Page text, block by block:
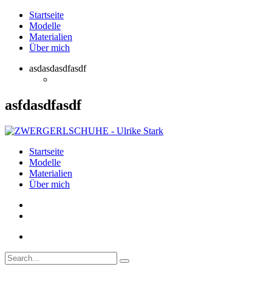
Startseite
Modelle
Materialien
Über mich
asdasdasdfasdf
asfdasdfasdf
Startseite
Modelle
Materialien
Über mich